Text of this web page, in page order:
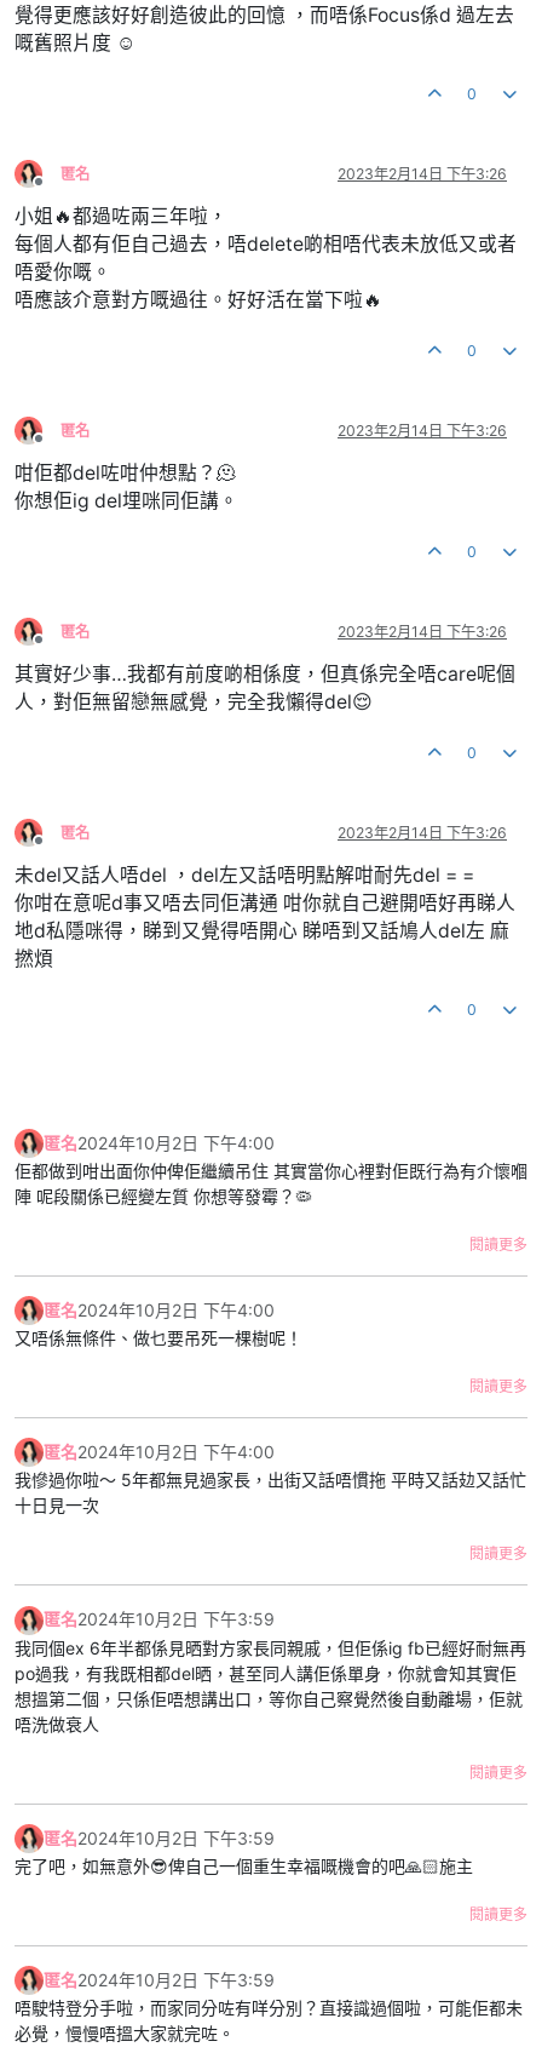
覺得更應該好好創造彼此的回憶 ，而唔係Focus係d 過左去
嘅舊照片度 ☺️
0
離線
匿名 2023年2月14日 下午3:26
小姐🔥都過咗兩三年啦，
每個人都有佢自己過去，唔delete啲相唔代表未放低又或者
唔愛你嘅。
唔應該介意對方嘅過往。好好活在當下啦🔥
0
離線
匿名 2023年2月14日 下午3:26
咁佢都del咗咁仲想點？🫠
你想佢ig del埋咪同佢講。
0
離線
匿名 2023年2月14日 下午3:26
其實好少事…我都有前度啲相係度，但真係完全唔care呢個
人，對佢無留戀無感覺，完全我懶得del😌
0
離線
匿名 2023年2月14日 下午3:26
未del又話人唔del ，del左又話唔明點解咁耐先del = =
你咁在意呢d事又唔去同佢溝通 咁你就自己避開唔好再睇人
地d私隱咪得，睇到又覺得唔開心 睇唔到又話鳩人del左 麻
撚煩
0
匿名2024年10月2日 下午4:00
佢都做到咁出面你仲俾佢繼續吊住 其實當你心裡對佢既行為有介懷嗰
陣 呢段關係已經變左質 你想等發霉？🦠
閱讀更多
匿名2024年10月2日 下午4:00
又唔係無條件、做乜要吊死一棵樹呢！
閱讀更多
匿名2024年10月2日 下午4:00
我慘過你啦～ 5年都無見過家長，出街又話唔慣拖 平時又話攰又話忙
十日見一次
閱讀更多
匿名2024年10月2日 下午3:59
我同個ex 6年半都係見晒對方家長同親戚，但佢係ig fb已經好耐無再
po過我，有我既相都del晒，甚至同人講佢係單身，你就會知其實佢
想搵第二個，只係佢唔想講出口，等你自己察覺然後自動離場，佢就
唔洗做衰人
閱讀更多
匿名2024年10月2日 下午3:59
完了吧，如無意外😎俾自己一個重生幸福嘅機會的吧🙏🏻施主
閱讀更多
匿名2024年10月2日 下午3:59
唔駛特登分手啦，而家同分咗有咩分別？直接識過個啦，可能佢都未
必覺，慢慢唔搵大家就完咗。